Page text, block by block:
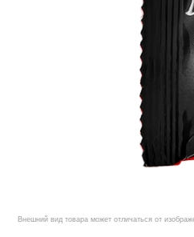
Внешний вид товара может отличаться от